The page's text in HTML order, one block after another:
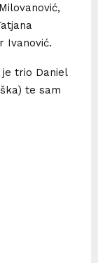
Ivanović.
trio Daniel
te sam